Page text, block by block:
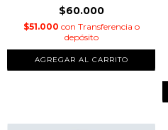
$60.000
$51.000 con Transferencia o
depósito